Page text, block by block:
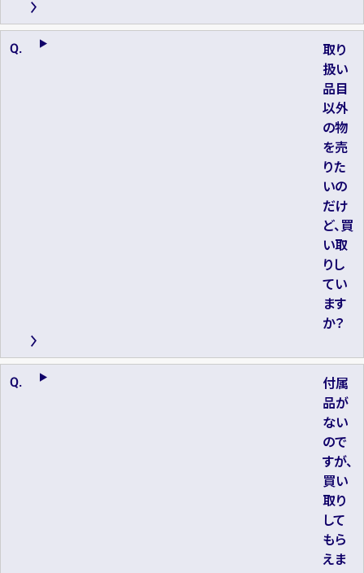
取り
扱い
品目
以外
の物
を売
りた
いの
だけ
ど、買
い取
りし
てい
ます
か？
付属
品が
ない
ので
すが、
買い
取り
して
もら
えま